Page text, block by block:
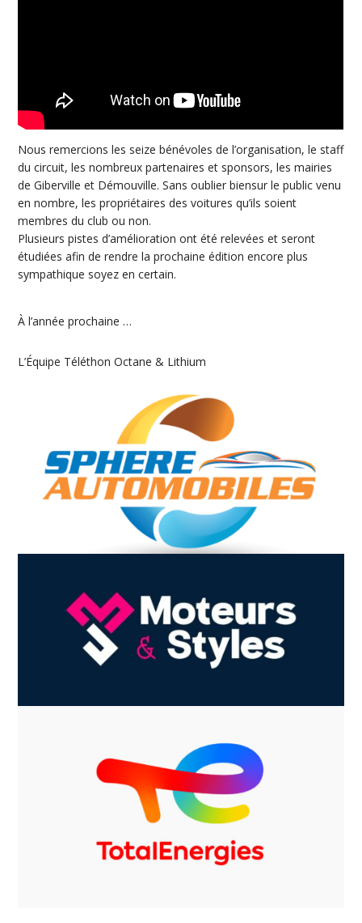
Nous remercions les seize bénévoles de l’organisation, le staff
du circuit, les nombreux partenaires et sponsors, les mairies
de Giberville et Démouville. Sans oublier biensur le public venu
en nombre, les propriétaires des voitures qu’ils soient
membres du club ou non.
Plusieurs pistes d’amélioration ont été relevées et seront
étudiées afin de rendre la prochaine édition encore plus
sympathique soyez en certain.
À l’année prochaine …
L’Équipe Téléthon Octane & Lithium